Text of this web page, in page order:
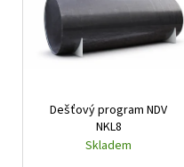
Dešťový program NDV
NKL8
Skladem